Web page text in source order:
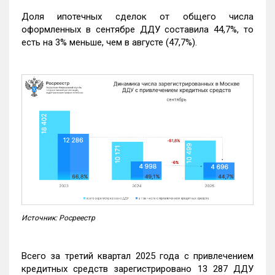
Доля ипотечных сделок от общего числа
оформленных в сентябре ДДУ составила 44,7%, то
есть на 3% меньше, чем в августе (47,7%).
Источник: Росреестр
Всего за третий квартал 2025 года с привлечением
кредитных средств зарегистрировано 13 287 ДДУ